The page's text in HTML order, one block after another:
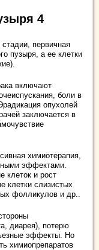
4
первичная
пузыря, а ее клетки
включают
боли в
опухолей
заключается в
химиотерапия,
эффектами.
клеток и рост
клетки слизистых
фолликулов и др..
диарея), потерю
эффекты. Но
химиопрепаратов